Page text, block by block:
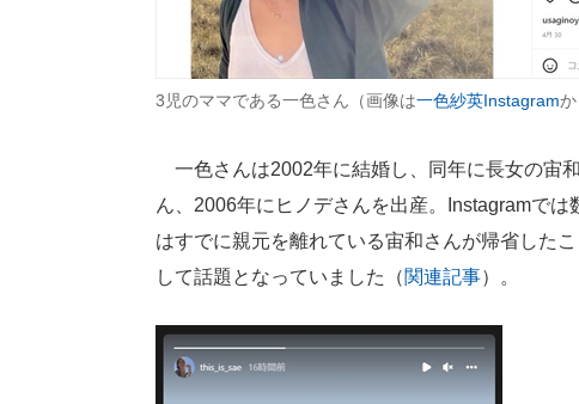
3児のママである一色さん（画像は一色紗英Instagramか
一色さんは2002年に結婚し、同年に長女の宙
ん、2006年にヒノデさんを出産。Instagramで
はすでに親元を離れている宙和さんが帰省した
して話題となっていました（関連記事）。